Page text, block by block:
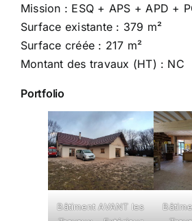
Mission : ESQ + APS + APD +
Surface existante : 379 m²
Surface créée : 217 m²
Montant des travaux (HT) : NC
Portfolio
Bâtiment AVANT les